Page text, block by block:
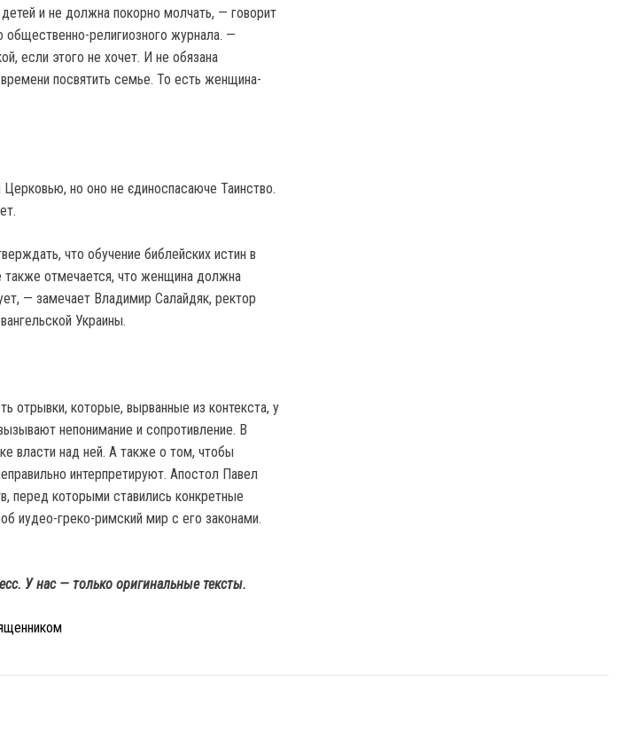
и не должна покорно молчать, — говорит
общественно-религиозного журнала. —
если этого не хочет. И не обязана
посвятить семье. То есть женщина-
но оно не єдиноспасаюче Таинство.
что обучение библейских истин в
отмечается, что женщина должна
— замечает Владимир Салайдяк, ректор
Украины.
отрывки, которые, вырванные из контекста, у
непонимание и сопротивление. В
власти над ней. А также о том, чтобы
интерпретируют. Апостол Павел
перед которыми ставились конкретные
иудео-греко-римский мир с его законами.
У нас — только оригинальные тексты.